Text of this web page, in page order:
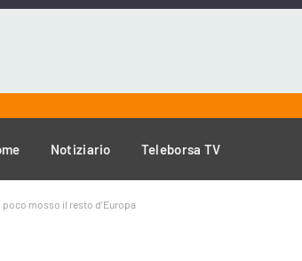
Notiziario Teleborsa TV
mosso il resto d’Europa